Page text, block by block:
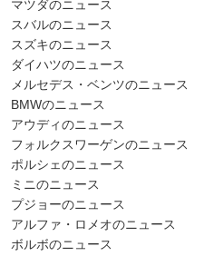
マツダのニュース
スバルのニュース
スズキのニュース
ダイハツのニュース
メルセデス・ベンツのニュース
BMWのニュース
アウディのニュース
フォルクスワーゲンのニュース
ポルシェのニュース
ミニのニュース
プジョーのニュース
アルファ・ロメオのニュース
ボルボのニュース